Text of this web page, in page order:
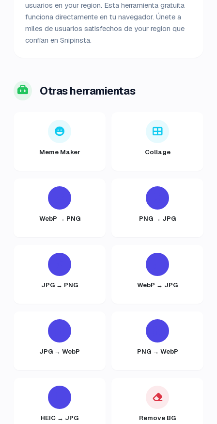
usuarios en your region. Esta herramienta gratuita
funciona directamente en tu navegador. Únete a
miles de usuarios satisfechos de your region que
confían en Snipinsta.
Otras herramientas
Meme Maker Collage
WebP → PNG PNG → JPG
JPG → PNG WebP → JPG
JPG → WebP PNG → WebP
HEIC → JPG Remove BG